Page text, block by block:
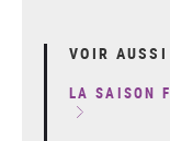
VOIR AUSSI
LA SAISON